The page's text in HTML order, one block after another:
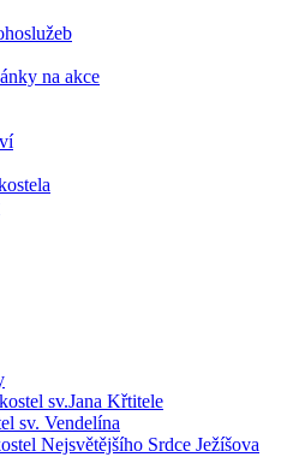
na akce
sv.Jana Křtitele
sv. Vendelína
Nejsvětějšího Srdce Ježíšova